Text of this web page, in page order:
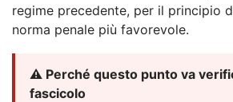
regime precedente, per il principio
norma penale più favorevole.
⚠️ Perché questo punto va
fascicolo